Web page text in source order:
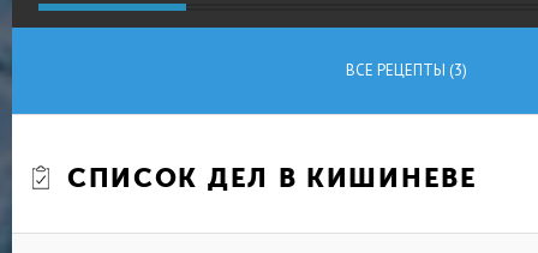
ВСЕ РЕЦЕПТЫ (3)
СПИСОК ДЕЛ В КИШИНЕВЕ